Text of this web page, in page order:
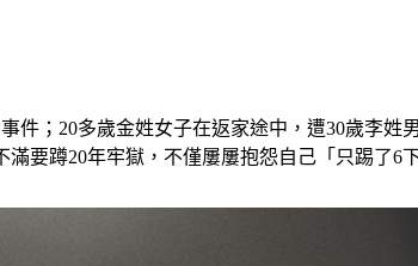
件；20多歲金姓女子在返家途中，遭30歲李
要蹲20年牢獄，不僅屢屢抱怨自己「只踢了6